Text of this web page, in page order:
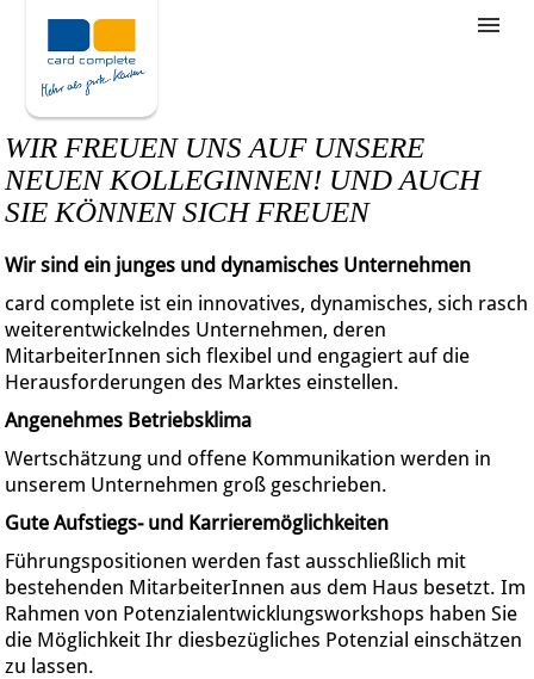
Stellenangebote
Unternehmensziele
Was wir bieten
Wie bewerbe ich mich
WIR FREUEN UNS AUF UNSERE
NEUEN KOLLEGINNEN! UND AUCH
SIE KÖNNEN SICH FREUEN
Wir sind ein junges und dynamisches Unternehmen
card complete ist ein innovatives, dynamisches, sich rasch
weiterentwickelndes Unternehmen, deren
MitarbeiterInnen sich flexibel und engagiert auf die
Herausforderungen des Marktes einstellen.
Angenehmes Betriebsklima
Wertschätzung und offene Kommunikation werden in
unserem Unternehmen groß geschrieben.
Gute Aufstiegs- und Karrieremöglichkeiten
Führungspositionen werden fast ausschließlich mit
bestehenden MitarbeiterInnen aus dem Haus besetzt. Im
Rahmen von Potenzialentwicklungsworkshops haben Sie
die Möglichkeit Ihr diesbezügliches Potenzial einschätzen
zu lassen.